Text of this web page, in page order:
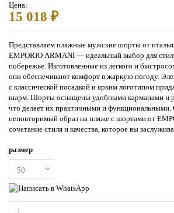
Цена:
15 018 ₽
Представляем пляжные мужские шорты от
EMPORIO ARMANI — идеальный выбор для
побережье. Изготовленные из легкого и
они обеспечивают комфорт в жаркую погоду.
с классической посадкой и ярким логотипом
шарм. Шорты оснащены удобными карманами и
что делает их практичными и функциональными.
неповторимый образ на пляже с шортами от
сочетание стиля и качества, которое вы
размер